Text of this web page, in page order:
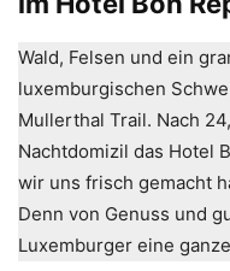
Wald, Felsen und ein
luxemburgischen
Mullerthal Trail. Nach
Nachtdomizil das Hotel
wir uns frisch gemacht
Denn von Genuss und
Luxemburger eine